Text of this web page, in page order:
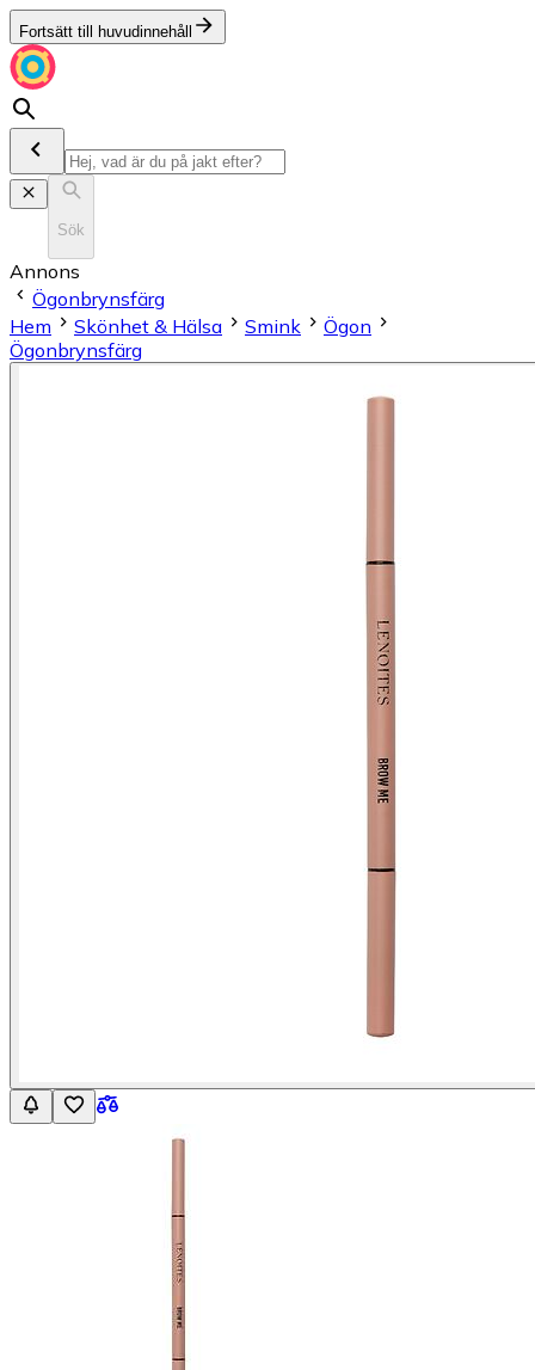
Fortsätt till huvudinnehåll
Sök
Annons
Ögonbrynsfärg
Hem
Skönhet & Hälsa Smink
Ögon
Ögonbrynsfärg